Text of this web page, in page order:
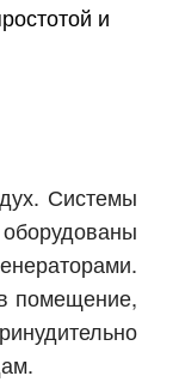
и
Системы
помещение,